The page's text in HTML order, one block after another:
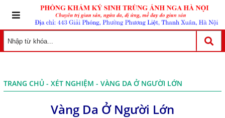
TRANG CHỦ- XÉT NGHIỆM - VÀNG DA Ở NGƯỜI LỚN
Vàng Da Ở Người Lớn